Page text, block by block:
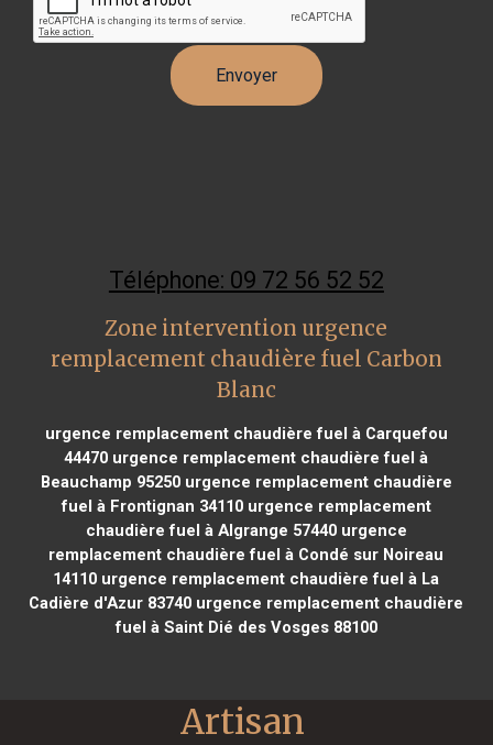
Téléphone: 09 72 56 52 52
Zone intervention urgence
remplacement chaudière fuel Carbon
Blanc
urgence remplacement chaudière fuel à Carquefou
44470 urgence remplacement chaudière fuel à
Beauchamp 95250urgence remplacement chaudière
fuel à Frontignan 34110urgence remplacement
chaudière fuel à Algrange 57440urgence
remplacement chaudière fuel à Condé sur Noireau
14110 urgence remplacement chaudière fuel à La
Cadière d'Azur 83740 urgence remplacement chaudière
fuel à Saint Dié des Vosges 88100
Artisan